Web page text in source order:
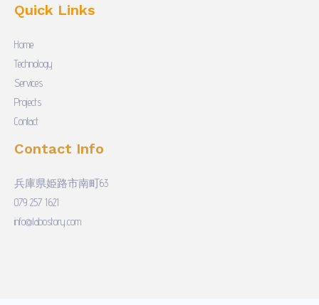
Quick Links
Home
Technology
Services
Projects
Contact
Contact Info
兵庫県姫路市南町63
079 257 1621
info@labostory.com